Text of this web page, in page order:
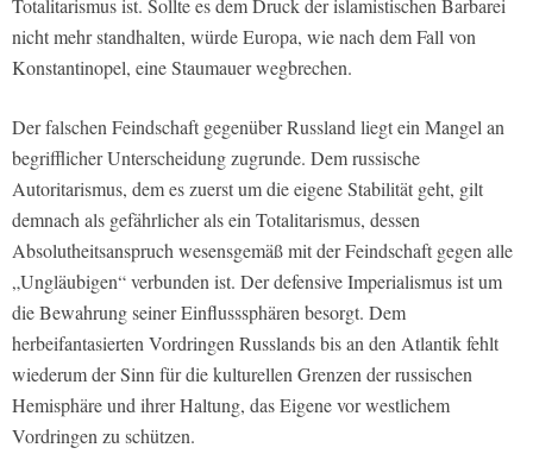
Totalitarismus ist. Sollte es dem Druck der islamistischen Barbarei
nicht mehr standhalten, würde Europa, wie nach dem Fall von
Konstantinopel, eine Staumauer wegbrechen.
Der falschen Feindschaft gegenüber Russland liegt ein Mangel an
begrifflicher Unterscheidung zugrunde. Dem russische
Autoritarismus, dem es zuerst um die eigene Stabilität geht, gilt
demnach als gefährlicher als ein Totalitarismus, dessen
Absolutheitsanspruch wesensgemäß mit der Feindschaft gegen alle
„Ungläubigen“ verbunden ist. Der defensive Imperialismus ist um
die Bewahrung seiner Einflusssphären besorgt. Dem
herbeifantasierten Vordringen Russlands bis an den Atlantik fehlt
wiederum der Sinn für die kulturellen Grenzen der russischen
Hemisphäre und ihrer Haltung, das Eigene vor westlichem
Vordringen zu schützen.